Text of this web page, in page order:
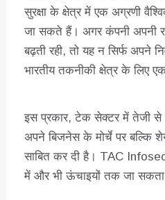
सुरक्षा के क्षेत्र में एक अग्रणी
जा सकते हैं। अगर कंपनी अपनी
बढ़ती रही, तो यह न सिर्फ अपने
भारतीय तकनीकी क्षेत्र के लिए
इस प्रकार, टेक सेक्टर में तेजी
अपने बिजनेस के मोर्चे पर बल्कि
साबित कर दी है। TAC
में और भी ऊंचाइयों तक जा